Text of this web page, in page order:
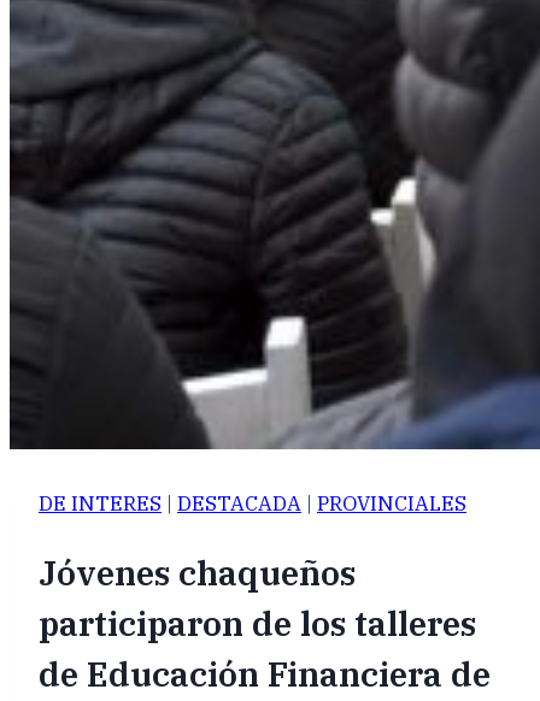
DE INTERES | DESTACADA | PROVINCIALES
Jóvenes chaqueños
participaron de los talleres
de Educación Financiera de